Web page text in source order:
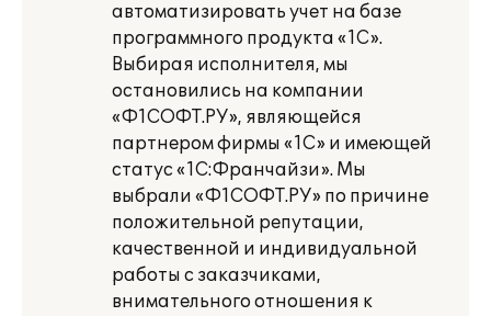
автоматизировать учет на базе
программного продукта «1С».
Выбирая исполнителя, мы
остановились на компании
«Ф1СОФТ.РУ», являющейся
партнером фирмы «1С» и имеющей
статус «1С:Франчайзи». Мы
выбрали «Ф1СОФТ.РУ» по причине
положительной репутации,
качественной и индивидуальной
работы с заказчиками,
внимательного отношения к